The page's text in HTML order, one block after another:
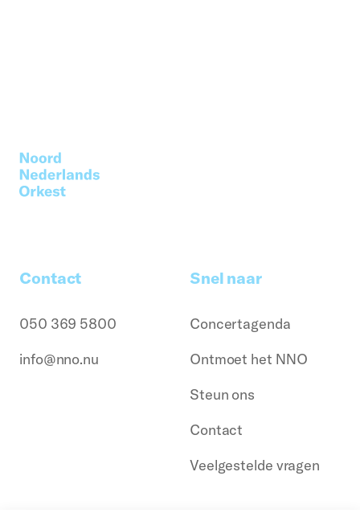
Contact
050 369 5800
info@nno.nu
Snel naar
Concertagenda
Ontmoet het NNO
Steun ons
Contact
Veelgestelde vragen